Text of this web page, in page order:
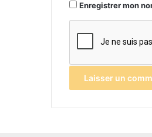
Enregistrer mon